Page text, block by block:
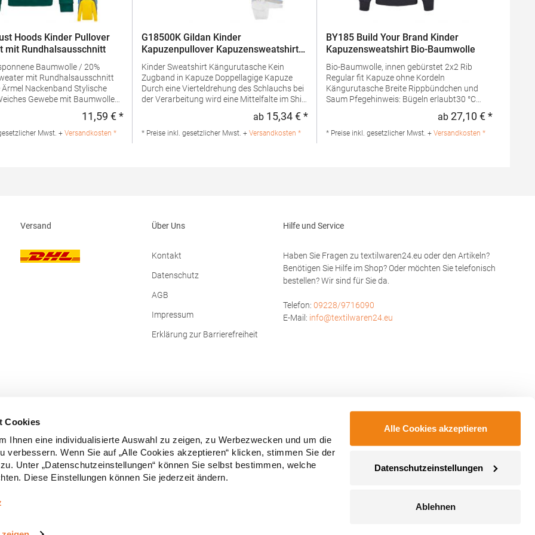
Cookies
Ihnen eine individualisierte Auswahl zu zeigen, zu Werbezwecken und um die
verbessern. Wenn Sie auf „Alle Cookies akzeptieren“ klicken, stimmen Sie der
Unter „Datenschutzeinstellungen“ können Sie selbst bestimmen, welche
Diese Einstellungen können Sie jederzeit ändern.
Alle Cookies akzeptieren
Datenschutzeinstellungen
Ablehnen
Hoods Kinder Pullover
mit Rundhalsausschnitt
Baumwolle / 20%
Stylische
für eigenes Branding
Herst.-Nr.: JH030J
Niederlande E-Mail:
Regulärer Preis:
11,59 € *
Mwst. + Versandkosten *
G18500K Gildan Kinder
Kapuzenpullover Kapuzensweatshirt
Heavy Blend
Kinder Sweatshirt Kängurutasche Kein
Zugband in Kapuze Doppellagige Kapuze
Durch eine Vierteldrehung des Schlauchs bei
der Verarbeitung wird eine Mittelfalte im Shirt
g/m²) Materialzusammensetzung: 50%
Baumwolle / 50% Polyester (Sport Grey: 60%
Regulärer Preis:
ab 15,34 € *
* Preise inkl. gesetzlicher Mwst. + Versandkosten *
BY185 Build Your Brand Kinder
Kapuzensweatshirt Bio-Baumwolle
Bio-Baumwolle, innen gebürstet 2x2 Rib
Regular fit Kapuze ohne Kordeln
Kängurutasche Breite Rippbündchen und
Saum Pfegehinweis: Bügeln erlaubt30 °C
Baumwolle, Ribbündchen: 65% Polyester /
35% BaumwolleAngaben zur
Regulärer
ab 27,10 € *
* Preise inkl. gesetzlicher Mwst. + Versandkosten *
Versand Über Uns
Kontakt
Datenschutz
AGB
Impressum
Erklärung zur Barrierefreiheit
Hilfe und Service
Haben Sie Fragen zu textilwaren24.eu oder den Artikeln?
Benötigen Sie Hilfe im Shop? Oder möchten Sie telefonisch
bestellen? Wir sind für Sie da.
Telefon: 09228/9716090
E-Mail: info@textilwaren24.eu